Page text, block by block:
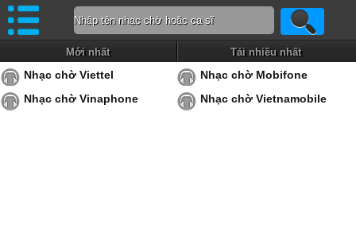
Mới nhất Tải nhiều nhất
Nhạc chờ Viettel
Nhạc chờ Mobifone
Nhạc chờ Vinaphone
Nhạc chờ Vietnamobile